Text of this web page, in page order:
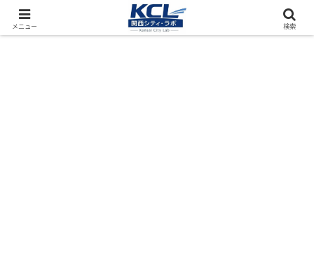
都市再開発をフィールド調査（累計アクセス数4000万PV）
メニュー 検索